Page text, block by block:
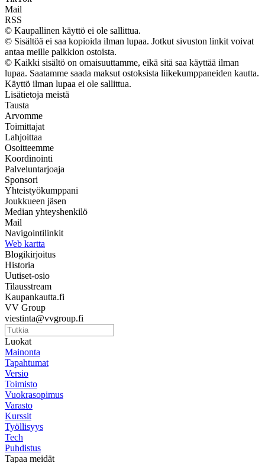
Mail
RSS
© Kaupallinen käyttö ei ole sallittua.
© Sisältöä ei saa kopioida ilman lupaa. Jotkut sivuston linkit voivat
antaa meille palkkion ostoista.
© Kaikki sisältö on omaisuuttamme, eikä sitä saa käyttää ilman
lupaa. Saatamme saada maksut ostoksista liikekumppaneiden kautta.
Käyttö ilman lupaa ei ole sallittua.
Lisätietoja meistä
Tausta
Arvomme
Toimittajat
Lahjoittaa
Osoitteemme
Koordinointi
Palveluntarjoaja
Sponsori
Yhteistyökumppani
Joukkueen jäsen
Median yhteyshenkilö
Mail
Navigointilinkit
Web kartta
Blogikirjoitus
Historia
Uutiset-osio
Tilausstream
Kaupankautta.fi
VV Group
viestinta@vvgroup.fi
Luokat
Mainonta
Tapahtumat
Versio
Toimisto
Vuokrasopimus
Varasto
Kurssit
Työllisyys
Tech
Puhdistus
Tapaa meidät